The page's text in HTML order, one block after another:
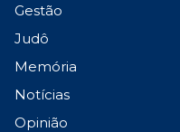
Gestão
Judô
Memória
Notícias
Opinião